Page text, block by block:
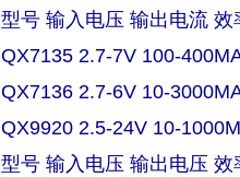
型号 输入电压 输出电流 效
QX7135 2.7-7V 100-
QX7136 2.7-6V 10-
QX9920 2.5-24V 10-
型号 输入电压 输出电压 效